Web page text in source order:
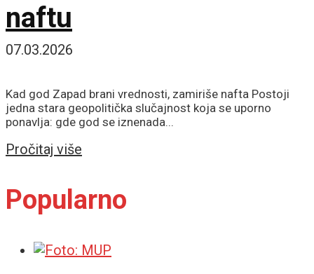
naftu
07.03.2026
Kad god Zapad brani vrednosti, zamiriše nafta Postoji
jedna stara geopolitička slučajnost koja se uporno
ponavlja: gde god se iznenada...
Pročitaj više
Popularno